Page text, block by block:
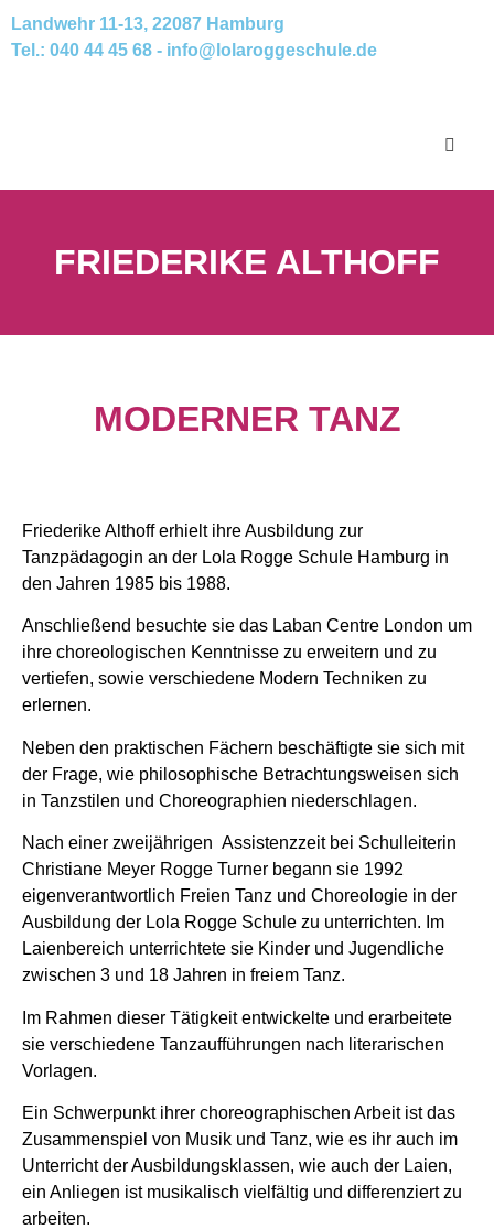
Landwehr 11-13, 22087 Hamburg
Tel.: 040 44 45 68 - info@lolaroggeschule.de​
FRIEDERIKE ALTHOFF
MODERNER TANZ
Friederike Althoff erhielt ihre Ausbildung zur
Tanzpädagogin an der Lola Rogge Schule Hamburg in
den Jahren 1985 bis 1988.
Anschließend besuchte sie das Laban Centre London um
ihre choreologischen Kenntnisse zu erweitern und zu
vertiefen, sowie verschiedene Modern Techniken zu
erlernen.
Neben den praktischen Fächern beschäftigte sie sich mit
der Frage, wie philosophische Betrachtungsweisen sich
in Tanzstilen und Choreographien niederschlagen.
Nach einer zweijährigen Assistenzzeit bei Schulleiterin
Christiane Meyer Rogge Turner begann sie 1992
eigenverantwortlich Freien Tanz und Choreologie in der
Ausbildung der Lola Rogge Schule zu unterrichten. Im
Laienbereich unterrichtete sie Kinder und Jugendliche
zwischen 3 und 18 Jahren in freiem Tanz.
Im Rahmen dieser Tätigkeit entwickelte und erarbeitete
sie verschiedene Tanzaufführungen nach literarischen
Vorlagen.
Ein Schwerpunkt ihrer choreographischen Arbeit ist das
Zusammenspiel von Musik und Tanz, wie es ihr auch im
Unterricht der Ausbildungsklassen, wie auch der Laien,
ein Anliegen ist musikalisch vielfältig und differenziert zu
arbeiten.